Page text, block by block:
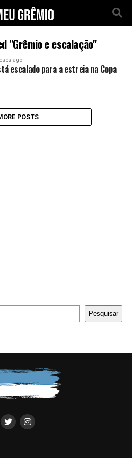
"Grêmio e escalação"
ago
escalado para a estreia na Copa
POSTS
Pesquisar